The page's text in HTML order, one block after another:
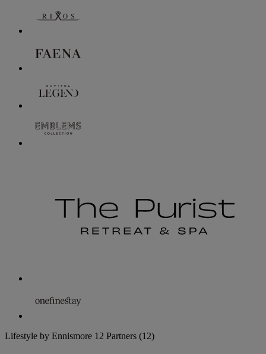
Lifestyle by Ennismore 12 Partners (12)